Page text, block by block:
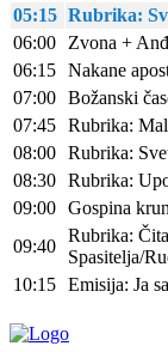
05:15 Rubrika:
06:00
Zvona +
06:15 Nakane
07:00 Božanski
07:45 Rubrika:
08:00 Rubrika:
08:30 Rubrika:
09:00 Gospina
09:40
Rubrika:
Spasitelja/
10:15 Emisija: Ja